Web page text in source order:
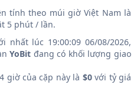
tính theo múi giờ Việt Nam là
5 phút / lần.
nhất lúc 19:00:09 06/08/2026,
YoBit đang có khối lượng giao
giờ của cặp này là $0với tỷ giá